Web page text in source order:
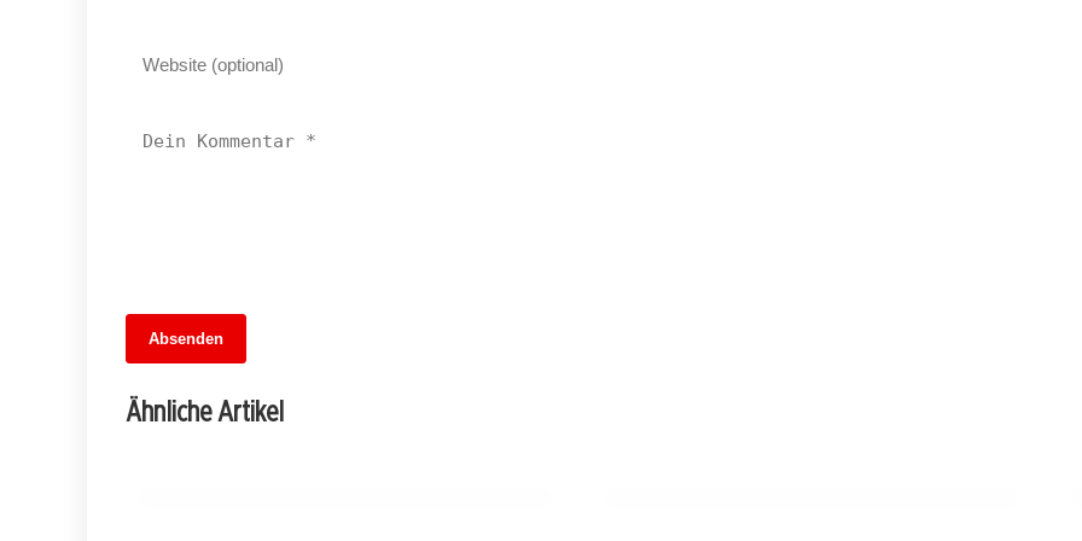
Absenden
Ähnliche Artikel
13. Juni 2026
Brandenburgs Bauernfest: Ein Tag voller